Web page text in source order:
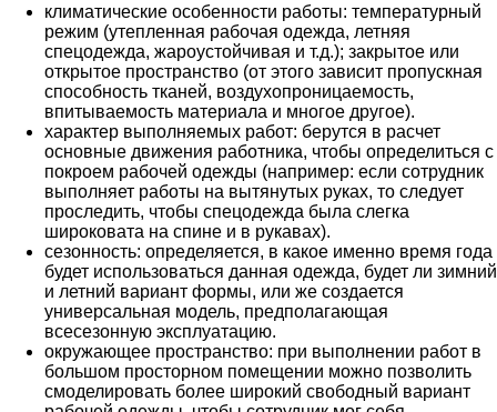
климатические особенности работы: температурный
режим (утепленная рабочая одежда, летняя
спецодежда, жароустойчивая и т.д.); закрытое или
открытое пространство (от этого зависит пропускная
способность тканей, воздухопроницаемость,
впитываемость материала и многое другое).
характер выполняемых работ: берутся в расчет
основные движения работника, чтобы определиться с
покроем рабочей одежды (например: если сотрудник
выполняет работы на вытянутых руках, то следует
проследить, чтобы спецодежда была слегка
широковата на спине и в рукавах).
сезонность: определяется, в какое именно время года
будет использоваться данная одежда, будет ли зимний
и летний вариант формы, или же создается
универсальная модель, предполагающая
всесезонную эксплуатацию.
окружающее пространство: при выполнении работ в
большом просторном помещении можно позволить
смоделировать более широкий свободный вариант